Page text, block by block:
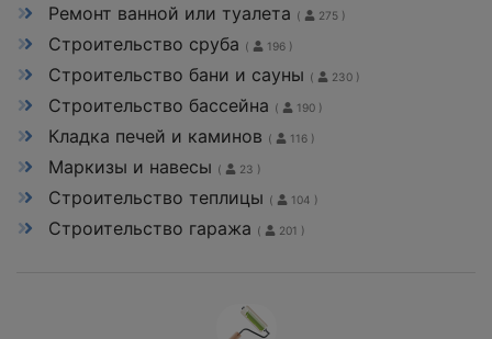
Ремонт ванной или туалета ( 275 )
Строительство сруба ( 196 )
Строительство бани и сауны ( 230 )
Строительство бассейна ( 190 )
Кладка печей и каминов ( 116 )
Маркизы и навесы ( 23 )
Строительство теплицы ( 104 )
Строительство гаража ( 201 )